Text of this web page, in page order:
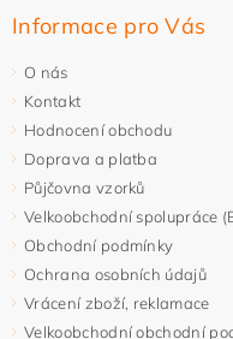
Informace pro Vás
O nás
Kontakt
Hodnocení obchodu
Doprava a platba
Půjčovna vzorků
Velkoobchodní spolupráce
Obchodní podmínky
Ochrana osobních údajů
Vrácení zboží, reklamace
Velkoobchodní obchodní